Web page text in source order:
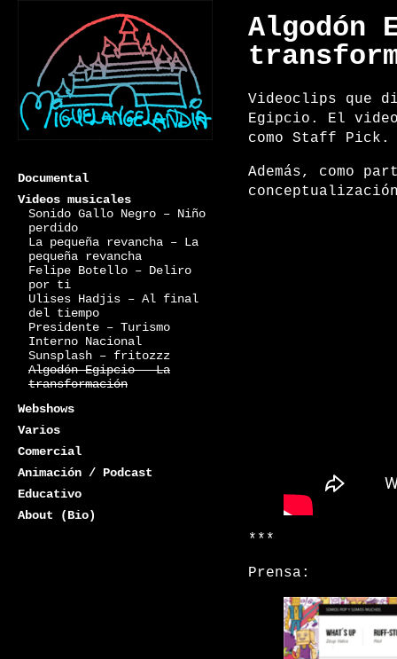
Miguelangelandia
Documental
Videos musicales
Sonido Gallo Negro – Niño
perdido
La pequeña revancha – La
pequeña revancha
Felipe Botello – Deliro
por ti
Ulises Hadjis – Al final
del tiempo
Presidente – Turismo
Interno Nacional
Sunsplash – fritozzz
Algodón Egipcio – La
transformación
Webshows
Varios
Comercial
Animación / Podcast
Educativo
About (Bio)
Algodón
Videoclips que
Egipcio. El
como Staff Pick.
Además, como
***
Prensa: